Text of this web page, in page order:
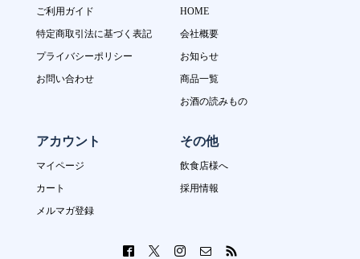
ご利用ガイド
特定商取引法に基づく表記
プライバシーポリシー
お問い合わせ
HOME
会社概要
お知らせ
商品一覧
お酒の読みもの
アカウント
マイページ
カート
メルマガ登録
その他
飲食店様へ
採用情報